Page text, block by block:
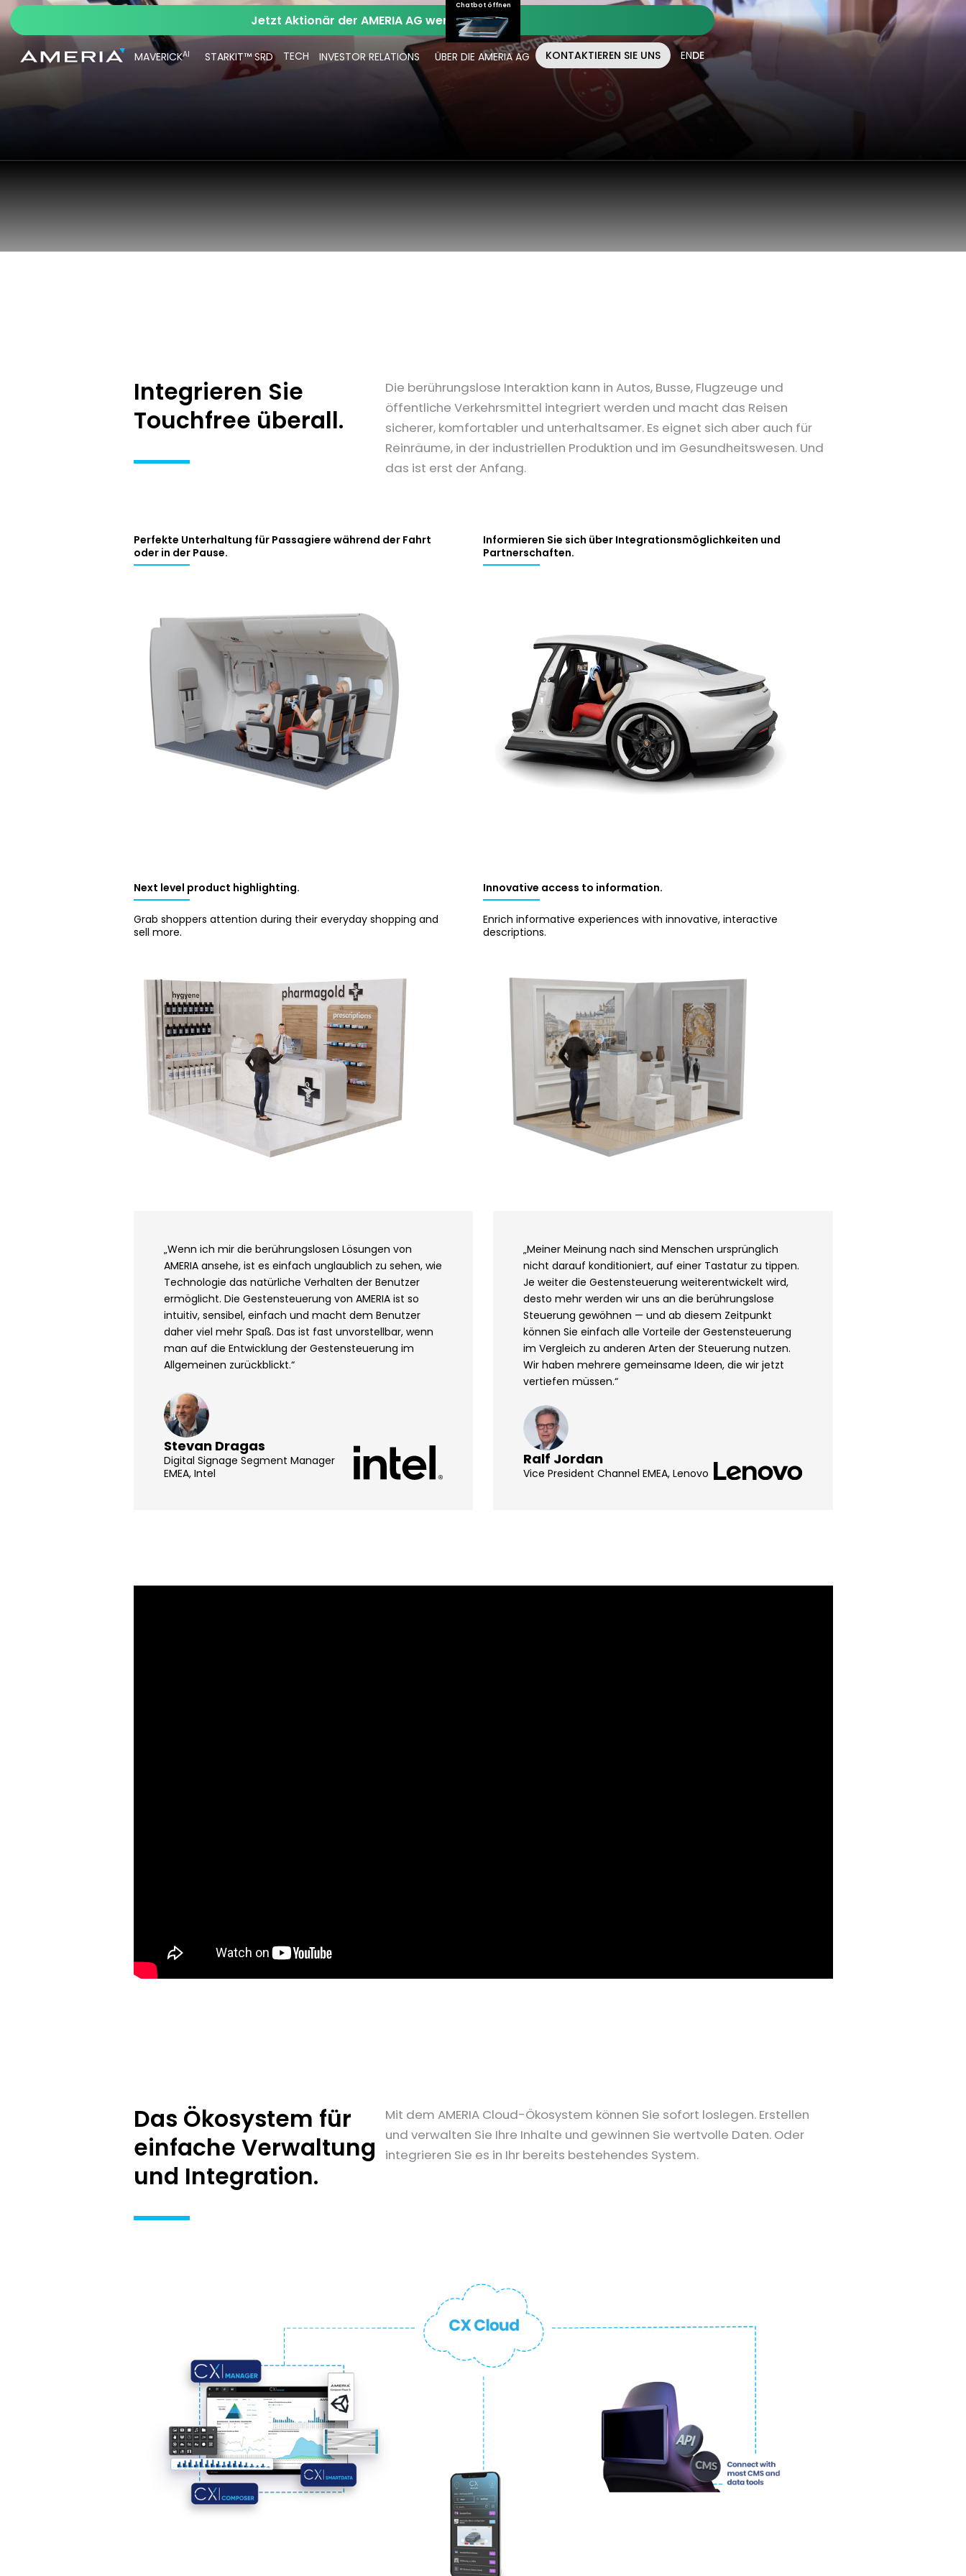
Chatbot öffnen
Jetzt Aktionär der AMERIA AG werden.
MAVERICKAI STARKIT™ SRD TECH INVESTOR RELATIONS ÜBER DIE AMERIA AG KONTAKTIEREN SIE UNS ENDE
Integrieren Sie
Touchfree überall.
Die berührungslose Interaktion kann in Autos, Busse, Flugzeuge und
öffentliche Verkehrsmittel integriert werden und macht das Reisen
sicherer, komfortabler und unterhaltsamer. Es eignet sich aber auch für
Reinräume, in der industriellen Produktion und im Gesundheitswesen. Und
das ist erst der Anfang.
Perfekte Unterhaltung für Passagiere während der Fahrt
oder in der Pause.
Informieren Sie sich über Integrationsmöglichkeiten und
Partnerschaften.
Next level product highlighting.
Grab shoppers attention during their everyday shopping and
sell more.
Innovative access to information.
Enrich informative experiences with innovative, interactive
descriptions.
„Wenn ich mir die berührungslosen Lösungen von
AMERIA ansehe, ist es einfach unglaublich zu sehen, wie
Technologie das natürliche Verhalten der Benutzer
ermöglicht. Die Gestensteuerung von AMERIA ist so
intuitiv, sensibel, einfach und macht dem Benutzer
daher viel mehr Spaß. Das ist fast unvorstellbar, wenn
man auf die Entwicklung der Gestensteuerung im
Allgemeinen zurückblickt.“
Stevan Dragas
Digital Signage Segment Manager
EMEA, Intel
„Meiner Meinung nach sind Menschen ursprünglich
nicht darauf konditioniert, auf einer Tastatur zu tippen.
Je weiter die Gestensteuerung weiterentwickelt wird,
desto mehr werden wir uns an die berührungslose
Steuerung gewöhnen — und ab diesem Zeitpunkt
können Sie einfach alle Vorteile der Gestensteuerung
im Vergleich zu anderen Arten der Steuerung nutzen.
Wir haben mehrere gemeinsame Ideen, die wir jetzt
vertiefen müssen.“
Ralf Jordan
Vice President Channel EMEA, Lenovo
Das Ökosystem für
einfache Verwaltung
und Integration.
Mit dem AMERIA Cloud-Ökosystem können Sie sofort loslegen. Erstellen
und verwalten Sie Ihre Inhalte und gewinnen Sie wertvolle Daten. Oder
integrieren Sie es in Ihr bereits bestehendes System.